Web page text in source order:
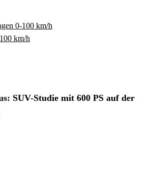
0-100 km/h
km/h
SUV-Studie mit 600 PS auf der